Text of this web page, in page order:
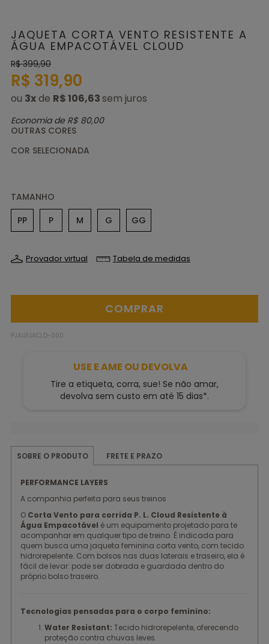
JAQUETA CORTA VENTO RESISTENTE A
ÁGUA EMPACOTÁVEL CLOUD
R$ 399,90
R$ 319,90
ou 3xde R$ 106,63
Economia de R$ 80,00
OUTRAS CORES
TAMANHO
PP
P M G GG
Provador virtual Tabela de medidas
PJAUFJACLD-000
USE E AME OU DEVOLVA
Tire a etiqueta, corra, sue! Se não amar,
devolva sem custo em até 15 dias*.
SOBRE O PRODUTO FRETE E PRAZO
PERFORMANCE LAYERS
A companhia perfeita para seus treinos
O Corta Vento para corrida P. L. Cloud Resistente à
Água Empacotável é um equipamento projetado para te
acompanhar em qualquer tipo de treino. É indicada para
quem busca uma jaqueta feminina corta vento, com tecido
hidrorepelente. Com bolsos nas duas laterais e traseiro, ela é
fácil de levar: pode ser dobrada e guardada dentro do
próprio bolso traseiro.
Tecnologias pensadas para o corpo feminino:
Water Resistant: Tecido hidrorepelente, oferecendo
proteção contra chuvas leves.